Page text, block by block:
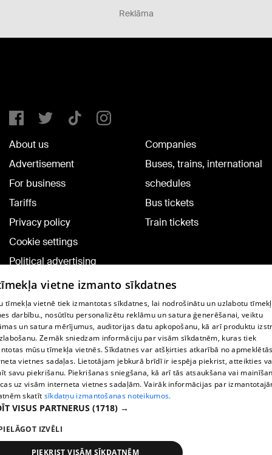
Reklāma
About us
Advertisement
For business
Tariffs
Privacy policy
Cookie settings
Political advertising
Cookie policy
Commenting terms
Companies
Buses, trains, international
schedules
Bus tickets
Train tickets
TV program
Contract rules
360 Ziņu kontakti
Helio Media
Vortal assistance service: e-mail -
All rights reserved.
vietne izmanto sīkdatnes
tīmekļa vietnē tiek izmantotas sīkdatnes, lai nodrošinātu un uzlabotu
darbību., nosūtītu personalizētu reklāmu un satura ģenerēšanai, veiktu
un satura mērījumus, auditorijas datu apkopošanu, kā arī produktu
Zemāk sniedzam informāciju par visām sīkdatnēm, kuras tiek
mūsu tīmekļa vietnēs. Sīkdatnes var atšķirties atkarībā no
vietnes sadaļas. Lietotājam jebkurā brīdī ir iespēja piekrist, atteikties
savu piekrišanu. Piekrišanas sniegšana, kā arī tās atsaukšana vai
uz visām interneta vietnes sadaļām. Vairāk informācijas par
skatīt sīkdatņu izmantošanas noteikumos.
VISUS PARTNERUS (1718) →
IZVĒLI
PIEKRIST VISĀM SĪKDATNĒM